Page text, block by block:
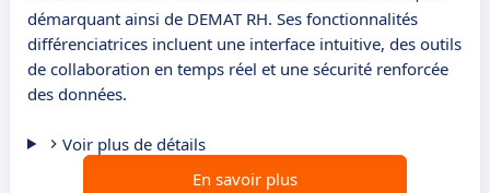
démarquant ainsi de DEMAT RH. Ses fonctionnalités
différenciatrices incluent une interface intuitive, des outils
de collaboration en temps réel et une sécurité renforcée
des données.
Voir plus de détails
En savoir plus